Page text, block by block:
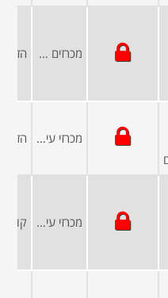
מכרזים פומביים
מכרזי עיריות ומועצות
מכרזי עיריות ומועצות